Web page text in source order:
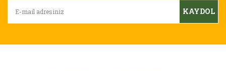
KAYDOL